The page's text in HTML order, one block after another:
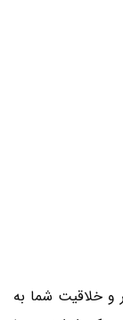
و خلاقیت شما به